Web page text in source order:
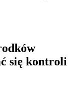
się kontroli